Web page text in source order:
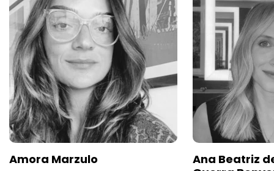
Amora Marzulo
Ana Beatriz